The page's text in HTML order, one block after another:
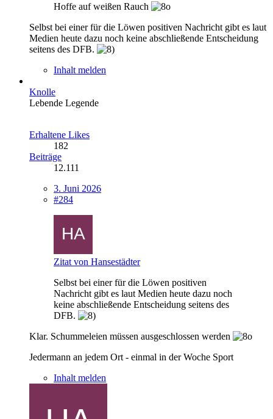
Hoffe auf weißen Rauch
Selbst bei einer für die Löwen positiven Nachricht gibt es laut
Medien heute dazu noch keine abschließende Entscheidung
seitens des DFB.
Inhalt melden
Knolle
Lebende Legende
Erhaltene Likes
182
Beiträge
12.111
3. Juni 2026
#284
Zitat von Hansestädter
Selbst bei einer für die Löwen positiven
Nachricht gibt es laut Medien heute dazu noch
keine abschließende Entscheidung seitens des
DFB.
Klar. Schummeleien müssen ausgeschlossen werden
Jedermann an jedem Ort - einmal in der Woche Sport
Inhalt melden